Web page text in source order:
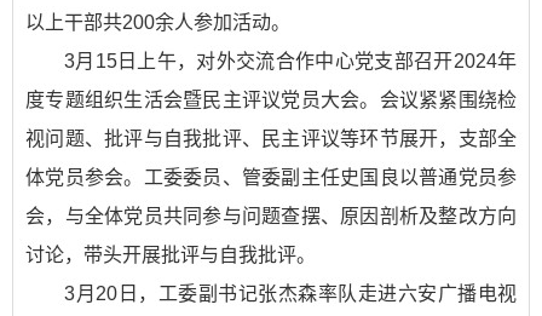
以上干部共200余人参加活动。
3月15日上午，对外交流合作中心党支部召开2024年
度专题组织生活会暨民主评议党员大会。会议紧紧围绕检
视问题、批评与自我批评、民主评议等环节展开，支部全
体党员参会。工委委员、管委副主任史国良以普通党员参
会，与全体党员共同参与问题查摆、原因剖析及整改方向
讨论，带头开展批评与自我批评。
3月20日，工委副书记张杰森率队走进六安广播电视